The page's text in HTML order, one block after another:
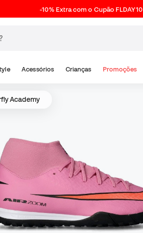
-10% Extra com o Cupão FLDAY10
Acessórios Crianças Promoções
Academy